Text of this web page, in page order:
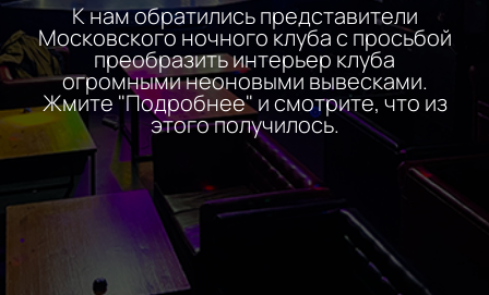
К нам обратились представители
Московского ночного клуба с просьбой
преобразить интерьер клуба
огромными неоновыми вывесками.
Жмите "Подробнее" и смотрите, что из
этого получилось.